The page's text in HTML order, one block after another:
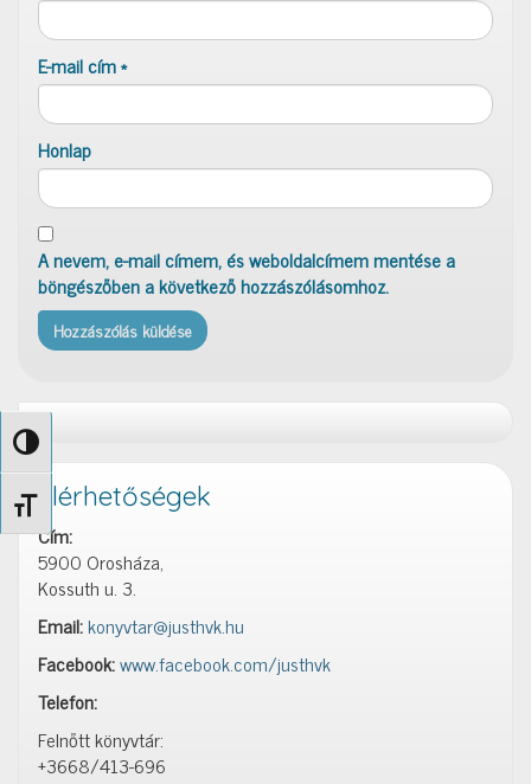
Nagy kontraszt váltása
Betűméret váltása
E-mail cím*
Honlap
A nevem, e-mail címem, és weboldalcímem mentése a
böngészőben a következő hozzászólásomhoz.
Elérhetőségek
Cím:
5900 Orosháza,
Kossuth u. 3.
Email:konyvtar@justhvk.hu
Facebook:www.facebook.com/justhvk
Telefon:
Felnőtt könyvtár:
+3668/413-696